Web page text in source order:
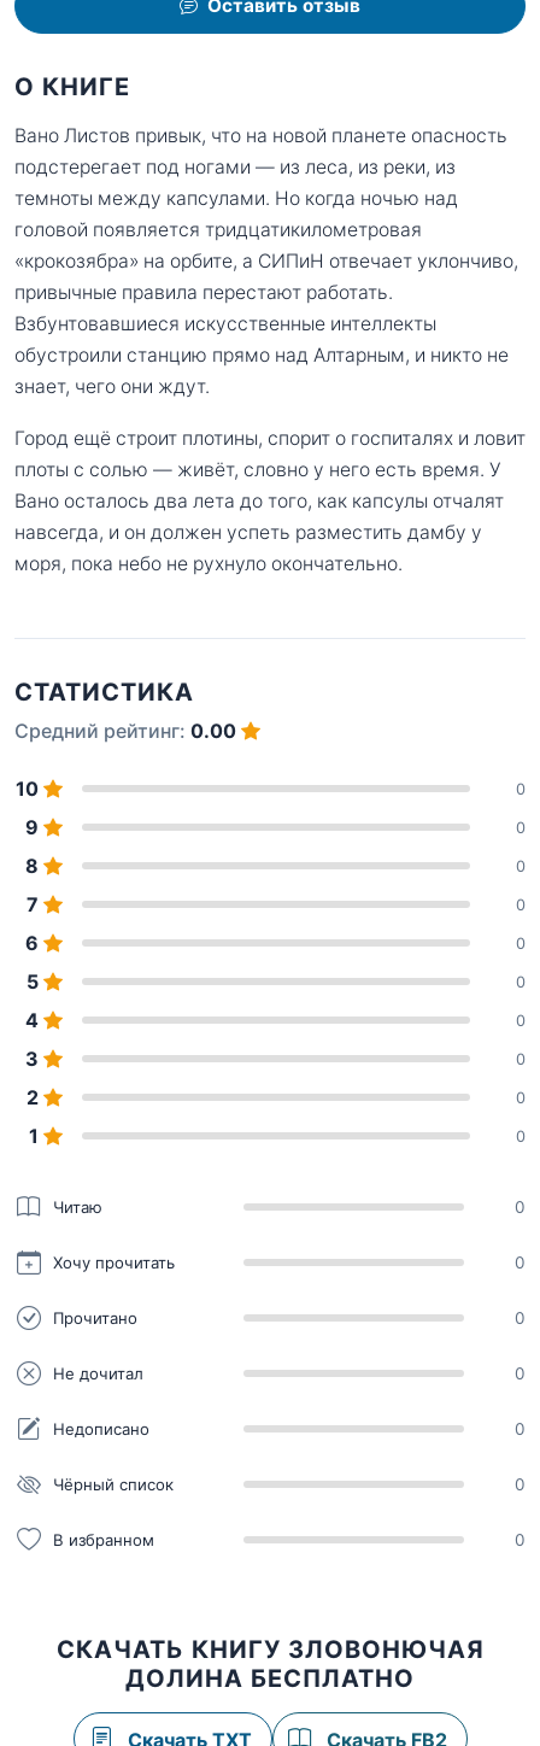
Оставить отзыв
О КНИГЕ
Вано Листов привык, что на новой планете опасность
подстерегает под ногами — из леса, из реки, из
темноты между капсулами. Но когда ночью над
головой появляется тридцатикилометровая
«крокозябра» на орбите, а СИПиН отвечает уклончиво,
привычные правила перестают работать.
Взбунтовавшиеся искусственные интеллекты
обустроили станцию прямо над Алтарным, и никто не
знает, чего они ждут.
Город ещё строит плотины, спорит о госпиталях и ловит
плоты с солью — живёт, словно у него есть время. У
Вано осталось два лета до того, как капсулы отчалят
навсегда, и он должен успеть разместить дамбу у
моря, пока небо не рухнуло окончательно.
СТАТИСТИКА
Средний рейтинг: 0.00
10 0
9 0
8 0
7 0
6 0
5 0
4 0
3 0
2 0
1 0
Читаю 0
Хочу прочитать 0
Прочитано 0
Не дочитал 0
Недописано 0
Чёрный список 0
В избранном 0
СКАЧАТЬ КНИГУ ЗЛОВОНЮЧАЯ
ДОЛИНА БЕСПЛАТНО
Скачать TXT Скачать FB2